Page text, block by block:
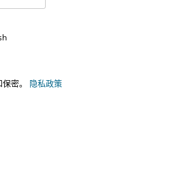
密。 隐私政策